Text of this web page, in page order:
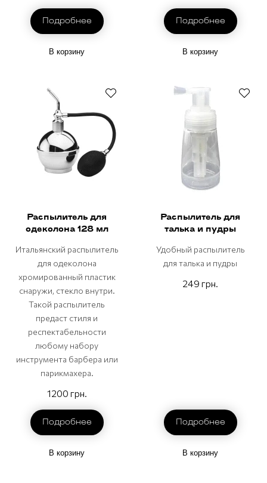
Подробнее
В корзину
Подробнее
В корзину
Распылитель для
одеколона 128 мл
Итальянский распылитель
для одеколона
хромированный пластик
снаружи, стекло внутри.
Такой распылитель
предаст стиля и
респектабельности
любому набору
инструмента барбера или
парикмахера.
1200 грн.
Подробнее
В корзину
Распылитель для
талька и пудры
Удобный распылитель
для талька и пудры
249 грн.
Подробнее
В корзину